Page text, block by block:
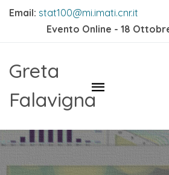
Email: ti.rnc.itami.im@001tats
Evento Online - 18
Greta
Falavigna